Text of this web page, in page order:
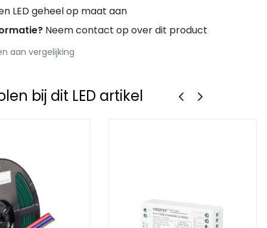
LED geheel op maat aan
Neem contact op over dit product
aan vergelijking
bij dit LED artikel